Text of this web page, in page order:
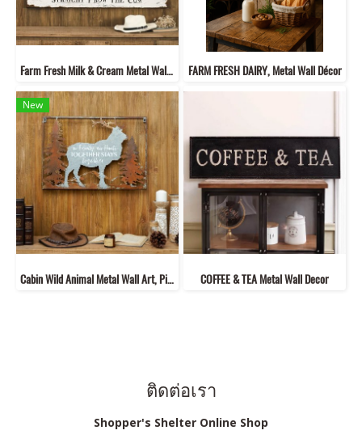
Farm Fresh Milk & Cream Metal Wall Décor FARM FRESH DAIRY, Metal Wall Décor
New
Cabin Wild Animal Metal Wall Art, Pick Your Style COFFEE & TEA Metal Wall Decor
ติดต่อเรา
Shopper's Shelter Online Shop